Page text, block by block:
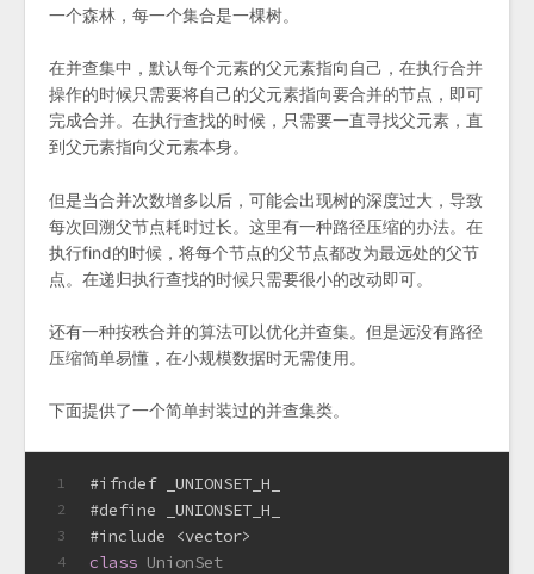
一个森林，每一个集合是一棵树。
在并查集中，默认每个元素的父元素指向自己，在执行合并
操作的时候只需要将自己的父元素指向要合并的节点，即可
完成合并。在执行查找的时候，只需要一直寻找父元素，直
到父元素指向父元素本身。
但是当合并次数增多以后，可能会出现树的深度过大，导致
每次回溯父节点耗时过长。这里有一种路径压缩的办法。在
执行find的时候，将每个节点的父节点都改为最远处的父节
点。在递归执行查找的时候只需要很小的改动即可。
还有一种按秩合并的算法可以优化并查集。但是远没有路径
压缩简单易懂，在小规模数据时无需使用。
下面提供了一个简单封装过的并查集类。
1
2
3
4
#ifndef _UNIONSET_H_
#define _UNIONSET_H_
#include
<vector>
class UnionSet